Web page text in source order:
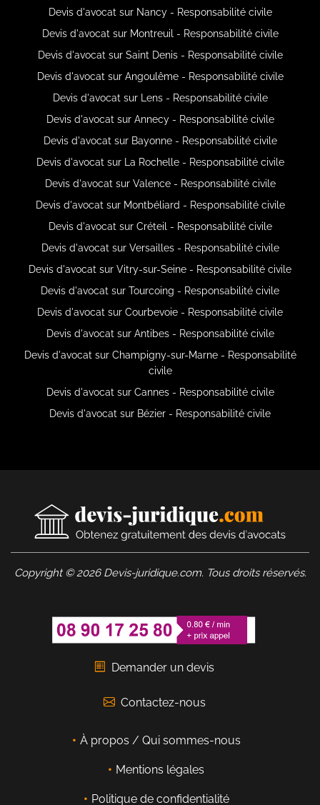
Devis d'avocat sur Nancy - Responsabilité civile
Devis d'avocat sur Montreuil - Responsabilité civile
Devis d'avocat sur Saint Denis - Responsabilité civile
Devis d'avocat sur Angoulême - Responsabilité civile
Devis d'avocat sur Lens - Responsabilité civile
Devis d'avocat sur Annecy - Responsabilité civile
Devis d'avocat sur Bayonne - Responsabilité civile
Devis d'avocat sur La Rochelle - Responsabilité civile
Devis d'avocat sur Valence - Responsabilité civile
Devis d'avocat sur Montbéliard - Responsabilité civile
Devis d'avocat sur Créteil - Responsabilité civile
Devis d'avocat sur Versailles - Responsabilité civile
Devis d'avocat sur Vitry-sur-Seine - Responsabilité civile
Devis d'avocat sur Tourcoing - Responsabilité civile
Devis d'avocat sur Courbevoie - Responsabilité civile
Devis d'avocat sur Antibes - Responsabilité civile
Devis d'avocat sur Champigny-sur-Marne - Responsabilité
civile
Devis d'avocat sur Cannes - Responsabilité civile
Devis d'avocat sur Bézier - Responsabilité civile
Copyright © 2026 Devis-juridique.com. Tous droits réservés.
Demander un devis
Contactez-nous
À propos / Qui sommes-nous
Mentions légales
Politique de confidentialité